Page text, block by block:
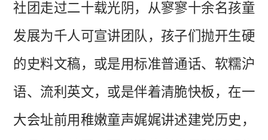
社团走过二十载光阴，从寥寥十余名孩童
发展为千人可宣讲团队，孩子们抛开生硬
的史料文稿，或是用标准普通话、软糯沪
语、流利英文，或是伴着清脆快板，在一
大会址前用稚嫩童声娓娓讲述建党历史，